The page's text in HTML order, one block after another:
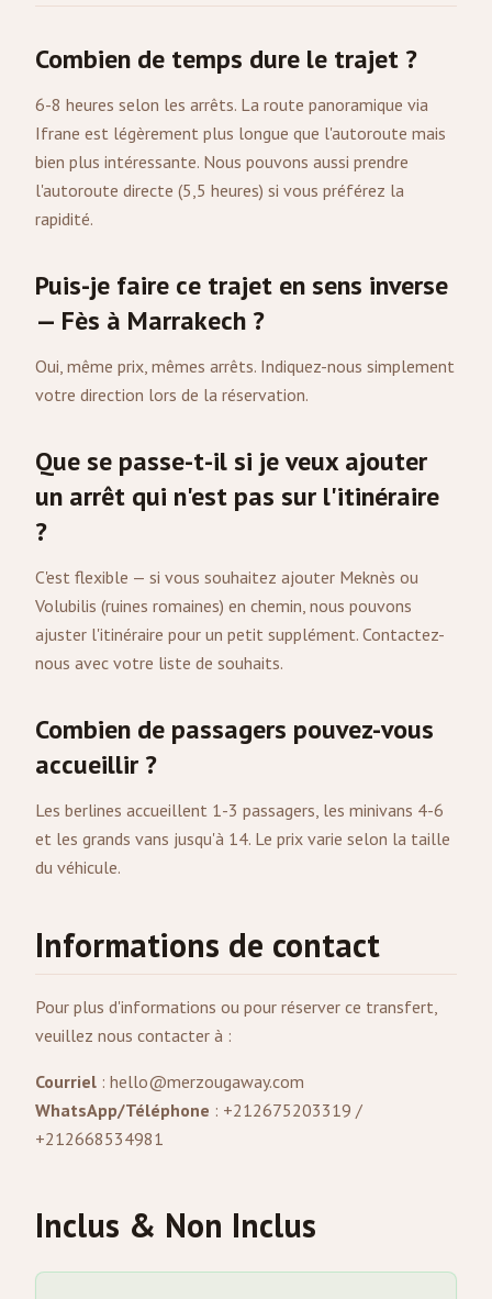
Combien de temps dure le trajet ?
6-8 heures selon les arrêts. La route panoramique via
Ifrane est légèrement plus longue que l'autoroute mais
bien plus intéressante. Nous pouvons aussi prendre
l'autoroute directe (5,5 heures) si vous préférez la
rapidité.
Puis-je faire ce trajet en sens inverse
— Fès à Marrakech ?
Oui, même prix, mêmes arrêts. Indiquez-nous simplement
votre direction lors de la réservation.
Que se passe-t-il si je veux ajouter
un arrêt qui n'est pas sur l'itinéraire
?
C'est flexible — si vous souhaitez ajouter Meknès ou
Volubilis (ruines romaines) en chemin, nous pouvons
ajuster l'itinéraire pour un petit supplément. Contactez-
nous avec votre liste de souhaits.
Combien de passagers pouvez-vous
accueillir ?
Les berlines accueillent 1-3 passagers, les minivans 4-6
et les grands vans jusqu'à 14. Le prix varie selon la taille
du véhicule.
Informations de contact
Pour plus d'informations ou pour réserver ce transfert,
veuillez nous contacter à :
Courriel : hello@merzougaway.com
WhatsApp/Téléphone : +212675203319 /
+212668534981
Inclus & Non Inclus